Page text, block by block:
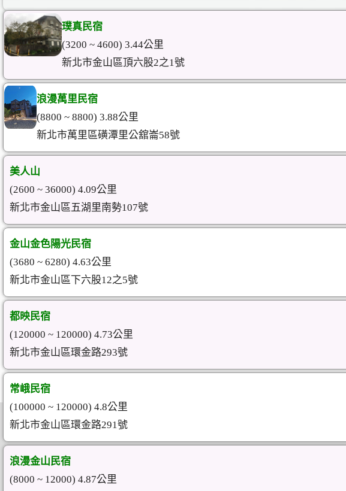
璞真民宿
(3200 ~ 4600) 3.44公里
新北市金山區頂六股2之1號
浪漫萬里民宿
(8800 ~ 8800) 3.88公里
新北市萬里區磺潭里公舘崙58號
美人山
(2600 ~ 36000) 4.09公里
新北市金山區五湖里南勢107號
金山金色陽光民宿
(3680 ~ 6280) 4.63公里
新北市金山區下六股12之5號
都映民宿
(120000 ~ 120000) 4.73公里
新北市金山區環金路293號
常峨民宿
(100000 ~ 120000) 4.8公里
新北市金山區環金路291號
浪漫金山民宿
(8000 ~ 12000) 4.87公里